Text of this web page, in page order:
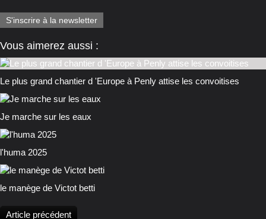
S'inscrire à la newsletter
Vous aimerez aussi :
Le plus grand chantier d 'Europe à Penly attise les convoitises
Je marche sur les eaux
l'huma 2025
le manège de Victot betti
Article précédent